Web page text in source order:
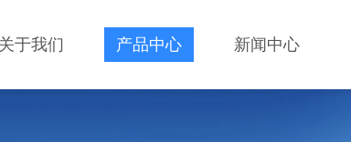
关于我们 产品中心 新闻中心